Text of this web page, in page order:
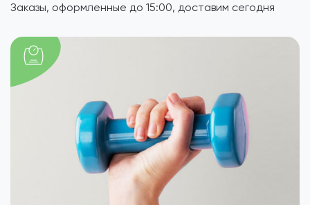
Заказы, оформленные до 15:00, доставим сегодня